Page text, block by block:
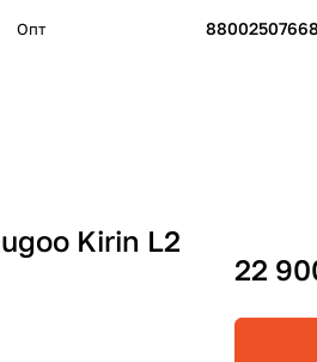
Опт 88002507668
Kirin L2
22